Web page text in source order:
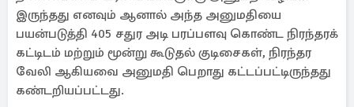
இருந்தது எனவும் ஆனால் அந்த அனுமதியை
பயன்படுத்தி 405 சதுர அடி பரப்பளவு கொண்ட நிரந்தரக்
கட்டிடம் மற்றும் மூன்று கூடுதல் குடிசைகள், நிரந்தர
வேலி ஆகியவை அனுமதி பெறாது கட்டப்பட்டிருந்தது
கண்டறியப்பட்டது.